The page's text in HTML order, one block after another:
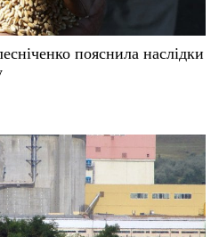
пояснила наслідки